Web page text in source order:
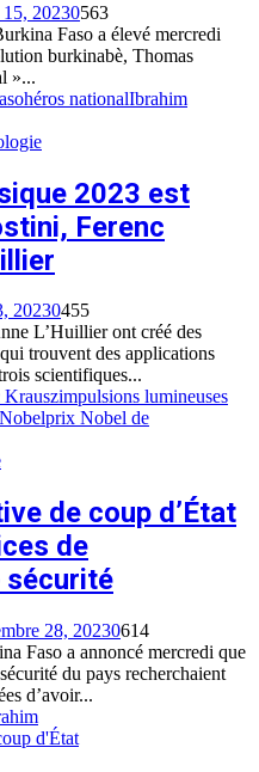
20230563
Faso a élevé mercredi
burkinabè, Thomas
»...
héros nationalIbrahim
2023 est
Ferenc
20230455
L’Huillier ont créé des
trouvent des applications
scientifiques...
Krauszimpulsions lumineuses
prix Nobel de
de coup d’État
de
sécurité
28, 20230614
Faso a annoncé mercredi que
du pays recherchaient
d’avoir...
d'État